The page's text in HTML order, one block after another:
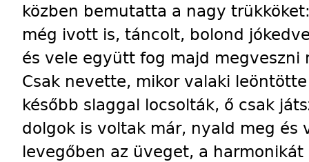
közben bemutatta a nagy
még ivott is, táncolt, bolond
és vele együtt fog majd megveszni
Csak nevette, mikor valaki
később slaggal locsolták, ő csak
dolgok is voltak már, nyald meg és
levegőben az üveget, a